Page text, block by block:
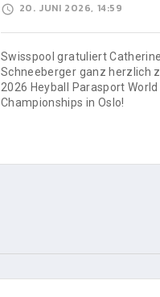
20. JUNI 2026, 14:59
Swisspool gratuliert Catherine
Schneeberger ganz herzlich
2026 Heyball Parasport World
Championships in Oslo!